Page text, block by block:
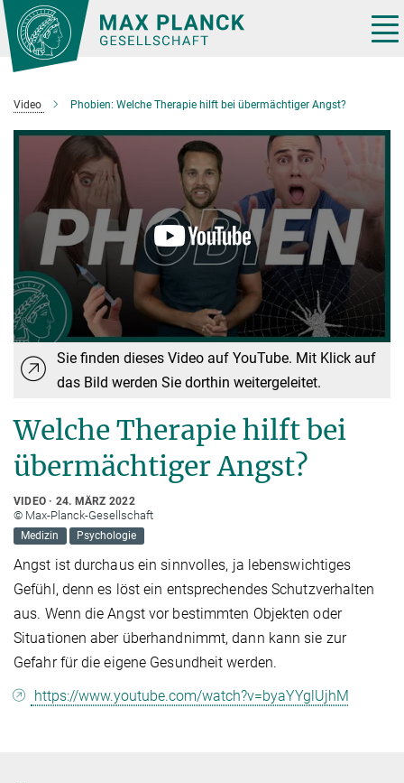
Hauptinhalt
Video Phobien: Welche Therapie hilft bei übermächtiger Angst?
Sie finden dieses Video auf YouTube. Mit Klick auf
das Bild werden Sie dorthin weitergeleitet.
Welche Therapie hilft bei
übermächtiger Angst?
VIDEO 24. MÄRZ 2022
© Max-Planck-Gesellschaft
Medizin Psychologie
Angst ist durchaus ein sinnvolles, ja lebenswichtiges
Gefühl, denn es löst ein entsprechendes Schutzverhalten
aus. Wenn die Angst vor bestimmten Objekten oder
Situationen aber überhandnimmt, dann kann sie zur
Gefahr für die eigene Gesundheit werden.
https://www.youtube.com/watch?v=byaYYglUjhM